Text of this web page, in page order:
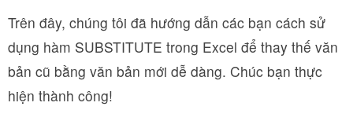
Trên đây, chúng tôi đã hướng dẫn các bạn cách sử
dụng hàm SUBSTITUTE trong Excel để thay thế văn
bản cũ bằng văn bản mới dễ dàng. Chúc bạn thực
hiện thành công!